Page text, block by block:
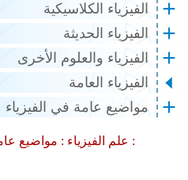
الفيزياء الكلاسيكية
الفيزياء الحديثة
الفيزياء والعلوم الأخرى
الفيزياء العامة
مواضيع عامة في الفيزياء
علم الفيزياء : مواضيع مواضيع اخرى :